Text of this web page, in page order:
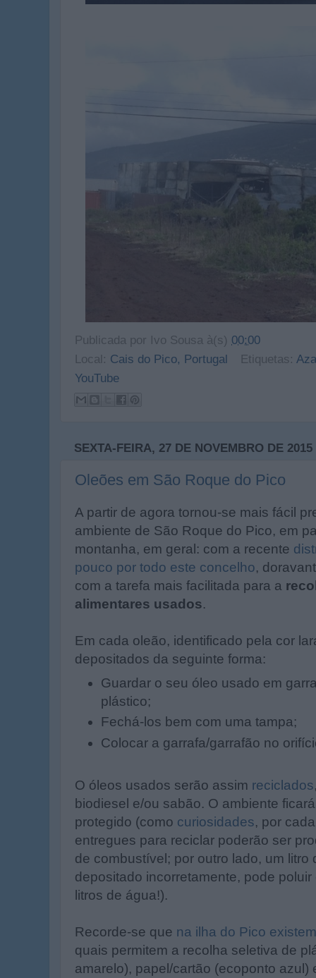
Publicada por Ivo Sousa à(s) 00:00
Local: Cais do Pico, Portugal Etiquetas:
YouTube
SEXTA-FEIRA, 27 DE NOVEMBRO DE 2015
Oleões em São Roque do Pico
A partir de agora tornou-se mais fácil
ambiente de São Roque do Pico, em
montanha, em geral: com a recente
pouco por todo este concelho,
com a tarefa mais facilitada para a
alimentares usados.
Em cada oleão, identificado pela cor
depositados da seguinte forma:
Guardar o seu óleo usado em
plástico;
Fechá-los bem com uma tampa;
Colocar a garrafa/garrafão no
O óleos usados serão assim reciclados
biodiesel e/ou sabão. O ambiente
protegido (como curiosidades, por
entregues para reciclar poderão ser
de combustível; por outro lado, um
depositado incorretamente, pode
litros de água!).
Recorde-se que na ilha do Pico
quais permitem a recolha seletiva de
amarelo), papel/cartão (ecoponto azul)